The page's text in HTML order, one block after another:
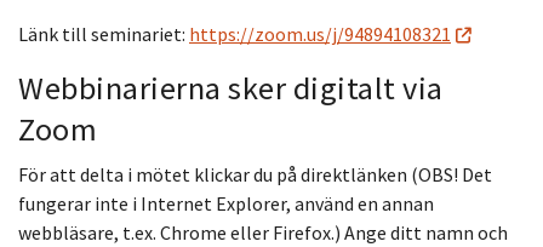
Länk till seminariet: https://zoom.us/j/94894108321
Webbinarierna sker digitalt via
Zoom
För att delta i mötet klickar du på direktlänken (OBS! Det
fungerar inte i Internet Explorer, använd en annan
webbläsare, t.ex. Chrome eller Firefox.) Ange ditt namn och